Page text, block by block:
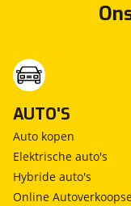
AUTO'S
Auto kopen
Elektrische auto's
Hybride auto's
Online